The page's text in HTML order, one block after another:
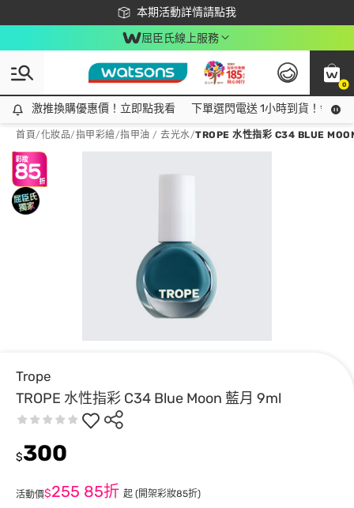
本期活動詳情請點我
下載app最高回饋$350
屈臣氏線上服務
0
激推換購優惠價！立即點我看
激推換購優惠價！立即點我看 下單選閃電送 1小時到貨！領神
首頁/化妝品/指甲彩繪/指甲油 / 去光水/TROPE 水性指彩 C34 BLUE
Trope
TROPE 水性指彩 C34 Blue Moon 藍月 9ml
$300
活動價$255 85折 起 (開架彩妝85折)